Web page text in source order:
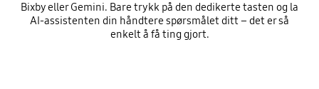
Bixby eller Gemini. Bare trykk på den dedikerte tasten og la
AI-assistenten din håndtere spørsmålet ditt – det er så
enkelt å få ting gjort.